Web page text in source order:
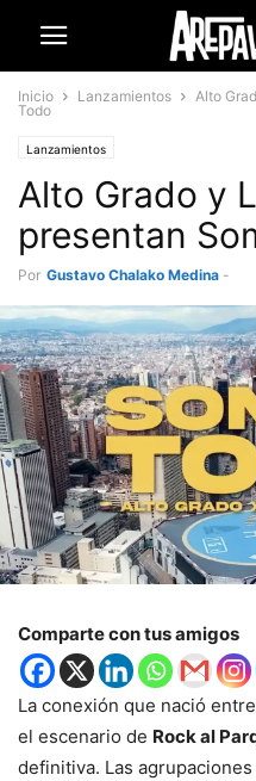
Inicio Lanzamientos
Alto
Todo
Lanzamientos
Alto Grado y
presentan
Por Gustavo Chalako Medina -
Comparte con tus amigos
La conexión que nació entre
el escenario de Rock al
definitiva. Las agrupaciones